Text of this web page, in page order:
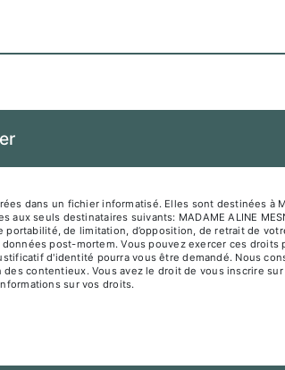
dans un fichier informatisé. Elles sont destinées à
seuls destinataires suivants: MADAME ALINE
portabilité, de limitation, d’opposition, de retrait de
post-mortem. Vous pouvez exercer ces droits
d'identité pourra vous être demandé. Nous
contentieux. Vous avez le droit de vous inscrire
sur vos droits.